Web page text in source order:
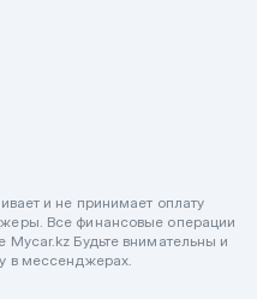
и не принимает оплату
Все финансовые операции
Mycar.kz Будьте внимательны и
в мессенджерах.